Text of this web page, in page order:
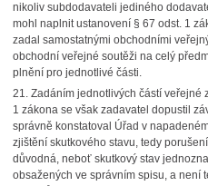
nikoliv subdodavateli jediného
mohl naplnit ustanovení § 67 odst. 1
zadal samostatnými obchodními
obchodní veřejné soutěži na celý
plnění pro jednotlivé části.
21. Zadáním jednotlivých částí veřejné
1 zákona se však zadavatel dopustil
správně konstatoval Úřad v
zjištění skutkového stavu, tedy
důvodná, neboť skutkový stav
obsažených ve správním spisu, a není